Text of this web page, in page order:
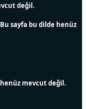
değil.
Bu sayfa bu dilde henüz
mevcut değil.